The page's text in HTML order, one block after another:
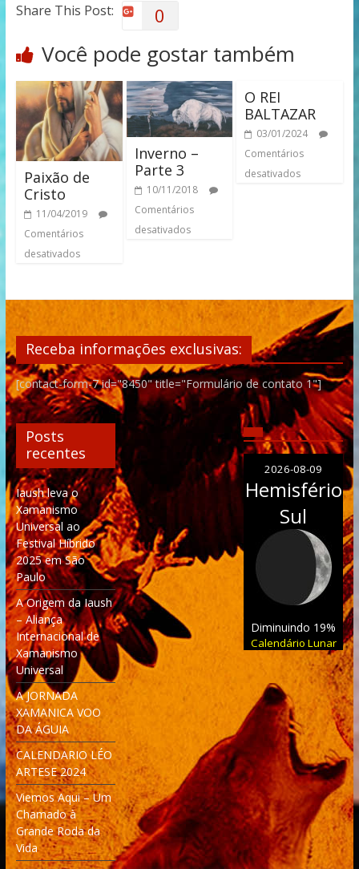
Share This Post: 0
Você pode gostar também
Paixão de
Cristo
11/04/2019
Comentários
desativados
Inverno –
Parte 3
10/11/2018
Comentários
desativados
O REI
BALTAZAR
03/01/2024
Comentários
desativados
Receba informações exclusivas:
[contact-form-7 id="8450" title="Formulário de contato 1"]
Posts
recentes
Iaush leva o
Xamanismo
Universal ao
Festival Híbrido
2025 em São
Paulo
A Origem da Iaush
– Aliança
Internacional de
Xamanismo
Universal
A JORNADA
XAMANICA VOO
DA ÁGUIA
CALENDARIO LÉO
ARTESE 2024
Viemos Aqui – Um
Chamado à
Grande Roda da
Vida
2026-08-09
Hemisfério
Sul
Diminuindo 19%
Calendário Lunar